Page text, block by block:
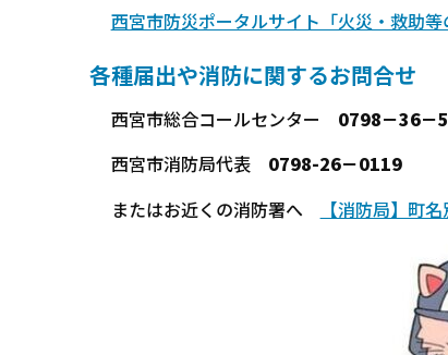
西宮市防災ポータルサイト「火災・救助等
各種届出や消防に関するお問合せ
西宮市総合コールセンター 0798－36－
西宮市消防局代表 0798-26－0119
またはお近くの消防署へ
【消防局】町